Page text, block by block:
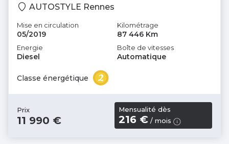
AUTOSTYLE Rennes
Mise en circulation
05/2019
Kilométrage
87 446 Km
Energie
Diesel
Boîte de vitesses
Automatique
Classe énergétique
Prix
11 990 €
Mensualité dès
216 € / mois